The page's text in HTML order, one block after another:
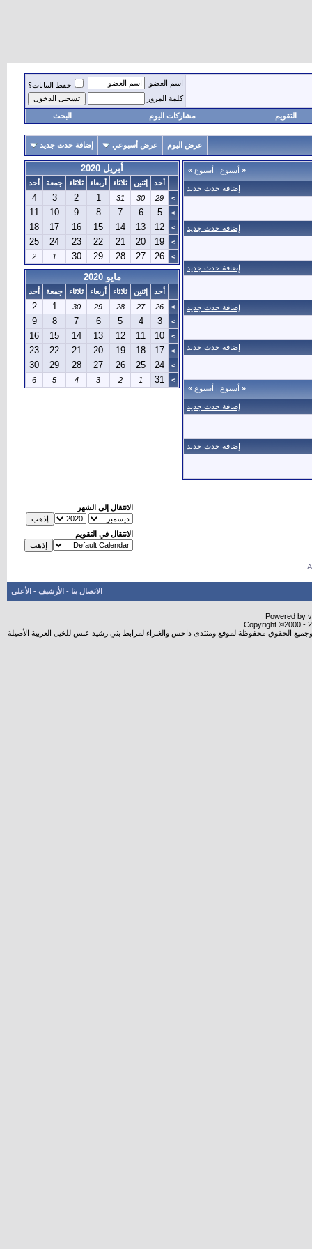
اسم العضو
حفظ البيانات؟
كلمة المرور
التقويم مشاركات اليوم البحث
عرض اليوم عرض أسبوعي إضافة حدث جديد
« أسبوع | أسبوع »
إضافة حدث جديد
إضافة حدث جديد
إضافة حدث جديد
إضافة حدث جديد
إضافة حدث جديد
« أسبوع | أسبوع »
إضافة حدث جديد
إضافة حدث جديد
أبريل 2020
أحد إثنين ثلاثاء أربعاء ثلاثاء جمعة
أحد
>
29
30
31
1
2
3
4
>
5
6
7
8
9
10
11
>
12
13
14
15
16
17
18
>
19
20
21
22
23
24
25
>
26
27
28
29
30
1
2
مايو 2020
أحد إثنين ثلاثاء أربعاء ثلاثاء جمعة
أحد
>
26
27
28
29
30
1
2
>
3
4
5
6
7
8
9
>
10
11
12
13
14
15
16
>
17
18
19
20
21
22
23
>
24
25
26
27
28
29
30
>
31
1
2
3
4
5
6
الانتقال إلى الشهر
الانتقال في التقويم
الاتصال بنا - الأرشيف - الأعلى
Powered by
Copyright ©2000 -
الحقوق محفوظة لموقع ومنتدى داحس والغبراء لمرابط بني رشيد عبس للخيل العربية الأصيلة